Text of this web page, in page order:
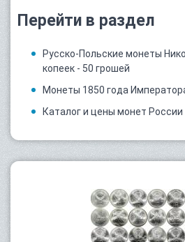
Перейти в раздел
Русско-Польские монеты
копеек - 50 грошей
Монеты 1850 года
Каталог и цены монет России